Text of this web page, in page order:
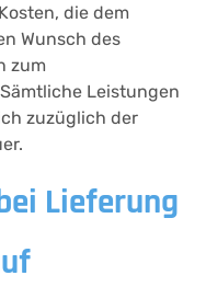
die dem
Wunsch des
zum
Leistungen
zuzüglich der
Lieferung